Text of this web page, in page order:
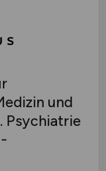
und
Psychiatrie